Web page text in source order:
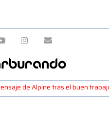
de Alpine tras el buen